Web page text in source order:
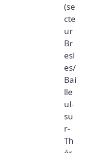
(se
cte
ur
Br
esl
es/
Bai
lle
ul-
su
r-
Th